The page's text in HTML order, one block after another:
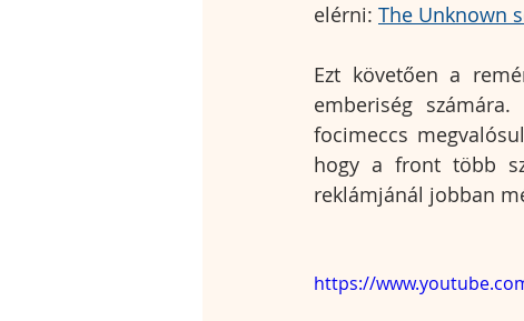
elérni: The Unknown
Ezt követően a
emberiség
focimeccs
hogy a front több
reklámjánál jobban
https://